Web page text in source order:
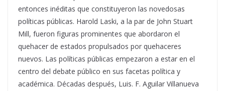
entonces inéditas que constituyeron las novedosas
políticas públicas. Harold Laski, a la par de John Stuart
Mill, fueron figuras prominentes que abordaron el
quehacer de estados propulsados por quehaceres
nuevos. Las políticas públicas empezaron a estar en el
centro del debate público en sus facetas política y
académica. Décadas después, Luis. F. Aguilar Villanueva